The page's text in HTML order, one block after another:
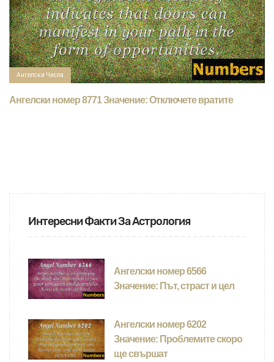
Ангелски Числа
Ангелски номер 8771 Значение: Отключете вратите
Интересни Факти За Астрология
Ангелски номер 6566
Значение: Път, страст и цел
Ангелски номер 6202
Значение: Проблемите скоро
ще свършат